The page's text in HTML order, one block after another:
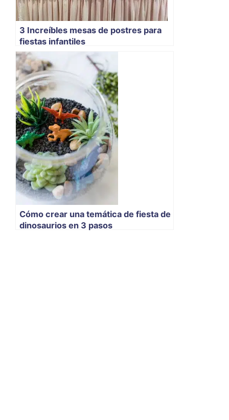
3 Increíbles mesas de postres para
fiestas infantiles
Cómo crear una temática de fiesta de
dinosaurios en 3 pasos